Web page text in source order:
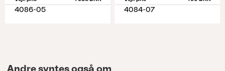
4086-05 4084-07
Andre syntes også om